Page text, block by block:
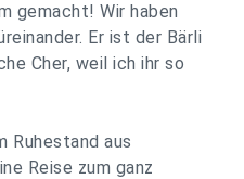
gemacht! Wir haben
Er ist der Bärli
Cher, weil ich ihr so
Ruhestand aus
Reise zum ganz